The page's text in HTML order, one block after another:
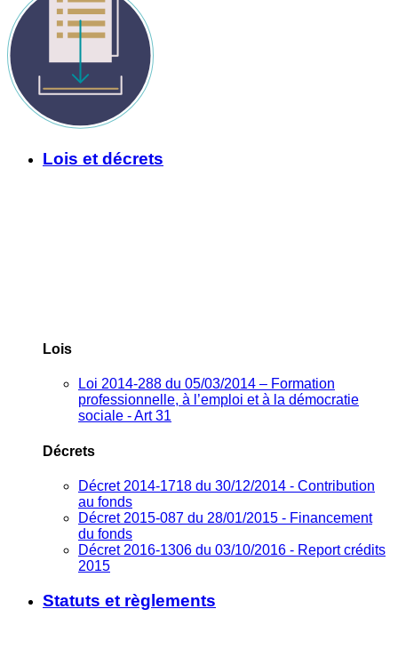
Lois et décrets
Lois
Loi 2014-288 du 05/03/2014 – Formation
professionnelle, à l’emploi et à la démocratie
sociale - Art 31
Décrets
Décret 2014-1718 du 30/12/2014 - Contribution
au fonds
Décret 2015-087 du 28/01/2015 - Financement
du fonds
Décret 2016-1306 du 03/10/2016 - Report crédits
2015
Statuts et règlements